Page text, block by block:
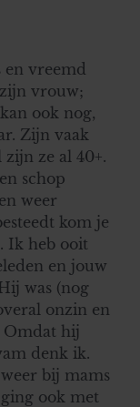
vreemd
vrouw;
ook nog,
Zijn vaak
ze al 40+.
schop
weer
kom je
Ik heb ooit
en jouw
was (nog
onzin en
Omdat hij
denk ik.
bij mams
ook met